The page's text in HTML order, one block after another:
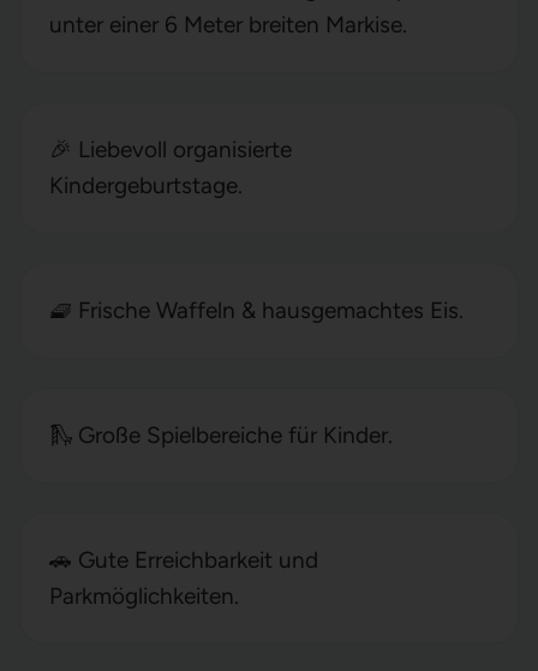
unter einer 6 Meter breiten Markise.
🎉 Liebevoll organisierte
Kindergeburtstage.
🧇 Frische Waffeln & hausgemachtes Eis.
🛝 Große Spielbereiche für Kinder.
🚗 Gute Erreichbarkeit und
Parkmöglichkeiten.